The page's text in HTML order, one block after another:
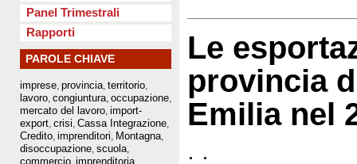
Panel Trimestrali
Rapporti
PAROLE CHIAVE
imprese provincia territorio
lavoro congiuntura occupazione
mercato del lavoro import-
export crisi Cassa Integrazione
Credito imprenditori Montagna
disoccupazione scuola
commercio imprenditoria
Le
provincia
Emilia nel
. .